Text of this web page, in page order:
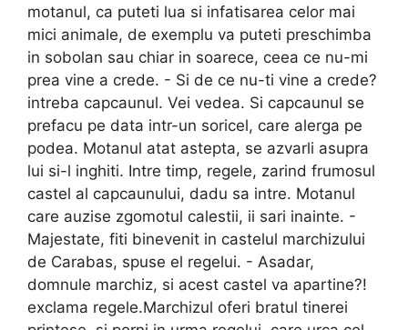
motanul, ca puteti lua si infatisarea celor mai
mici animale, de exemplu va puteti preschimba
in sobolan sau chiar in soarece, ceea ce nu-mi
prea vine a crede. - Si de ce nu-ti vine a crede?
intreba capcaunul. Vei vedea. Si capcaunul se
prefacu pe data intr-un soricel, care alerga pe
podea. Motanul atat astepta, se azvarli asupra
lui si-l inghiti. Intre timp, regele, zarind frumosul
castel al capcaunului, dadu sa intre. Motanul
care auzise zgomotul calestii, ii sari inainte. -
Majestate, fiti binevenit in castelul marchizului
de Carabas, spuse el regelui. - Asadar,
domnule marchiz, si acest castel va apartine?!
exclama regele.Marchizul oferi bratul tinerei